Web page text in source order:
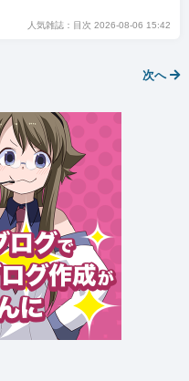
人気雑誌：目次 2026-08-06 15:42
次へ